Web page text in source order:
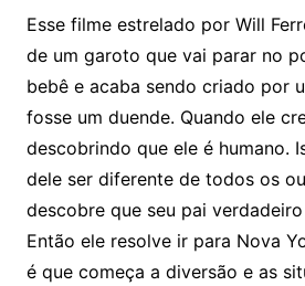
Esse filme estrelado por Will
de um garoto que vai parar no
bebê e acaba sendo criado por
fosse um duende. Quando ele
descobrindo que ele é humano.
dele ser diferente de todos os
descobre que seu pai
Então ele resolve ir para Nova
é que começa a diversão e as